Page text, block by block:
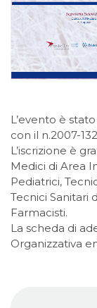
L’evento è
con il n.2007-
L’iscrizione è
Medici di Area
Pediatrici,
Tecnici Sanitari
Farmacisti.
La scheda di
Organizzativa